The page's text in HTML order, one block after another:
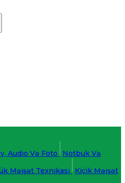
Audio Və Foto
Notbuk Və
Məişət Texnikası
Kiçik Məişət